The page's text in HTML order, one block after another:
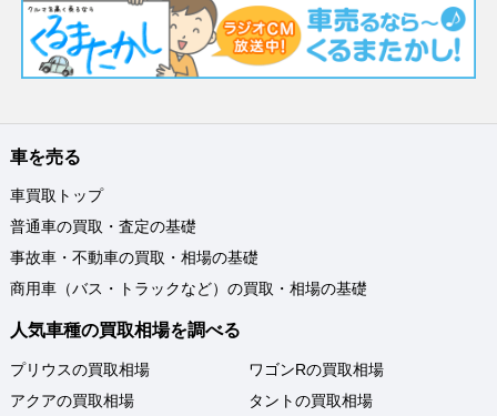
車を売る
車買取トップ
普通車の買取・査定の基礎
事故車・不動車の買取・相場の基礎
商用車（バス・トラックなど）の買取・相場の基礎
人気車種の買取相場を調べる
プリウスの買取相場
アクアの買取相場
ワゴンRの買取相場
タントの買取相場